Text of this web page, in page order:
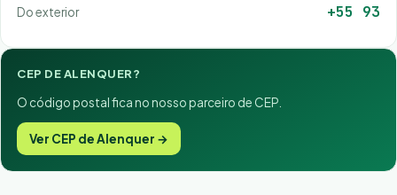
Do exterior +55 93
CEP DE ALENQUER?
O código postal fica no nosso parceiro de CEP.
Ver CEP de Alenquer →